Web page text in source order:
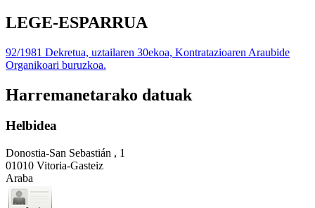
LEGE-ESPARRUA
92/1981 Dekretua, uztailaren 30ekoa, Kontratazioaren Araubide
Organikoari buruzkoa.
Harremanetarako datuak
Helbidea
Donostia-San Sebastián , 1
01010 Vitoria-Gasteiz
Araba